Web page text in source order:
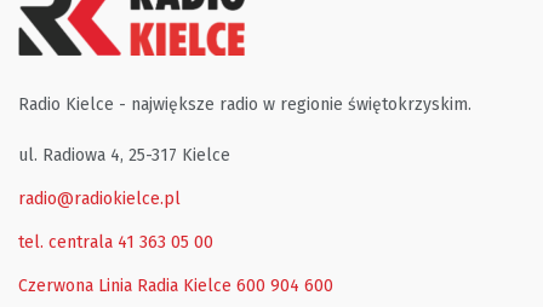
Radio Kielce - największe radio w regionie świętokrzyskim.
ul. Radiowa 4, 25-317 Kielce
radio@radiokielce.pl
tel. centrala 41 363 05 00
Czerwona Linia Radia Kielce 600 904 600